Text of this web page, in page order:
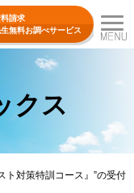
請求
無料お調べサービス
クス
ト対策特訓コース』”の受付